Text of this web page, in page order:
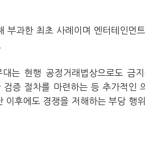
부과한 최초 사례이며 엔터테인먼
는 현행 공정거래법상으로도 금
증 절차를 마련하는 등 추가적인
이후에도 경쟁을 저해하는 부당 행위